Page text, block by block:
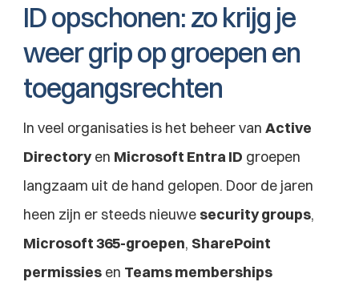
ID opschonen: zo krijg je
weer grip op groepen en
toegangsrechten
In veel organisaties is het beheer van Active
Directory en Microsoft Entra ID groepen
langzaam uit de hand gelopen. Door de jaren
heen zijn er steeds nieuwe security groups
Microsoft 365-groepen, SharePoint
permissies en Teams memberships